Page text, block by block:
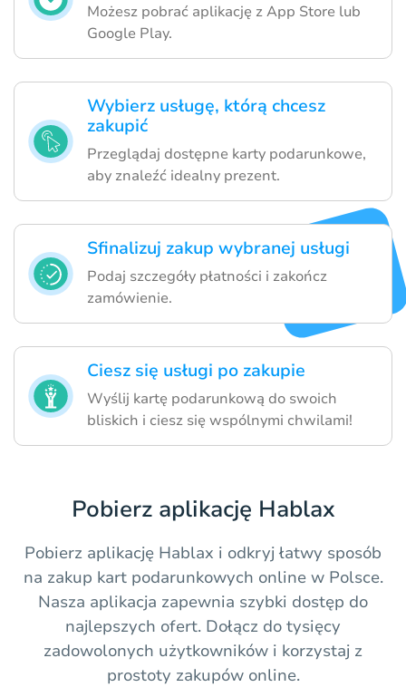
Możesz pobrać aplikację z App Store lub
Google Play.
Wybierz usługę, którą chcesz
zakupić
Przeglądaj dostępne karty podarunkowe,
aby znaleźć idealny prezent.
Sfinalizuj zakup wybranej usługi
Podaj szczegóły płatności i zakończ
zamówienie.
Ciesz się usługi po zakupie
Wyślij kartę podarunkową do swoich
bliskich i ciesz się wspólnymi chwilami!
Pobierz aplikację Hablax
Pobierz aplikację Hablax i odkryj łatwy sposób
na zakup kart podarunkowych online w Polsce.
Nasza aplikacja zapewnia szybki dostęp do
najlepszych ofert. Dołącz do tysięcy
zadowolonych użytkowników i korzystaj z
prostoty zakupów online.